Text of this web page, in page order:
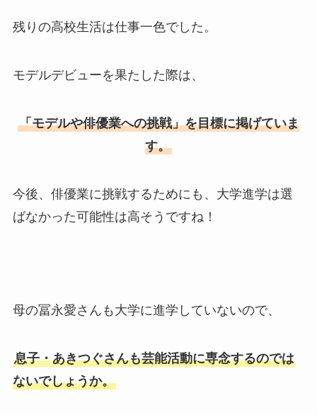
残りの高校生活は仕事一色でした。
モデルデビューを果たした際は、
「モデルや俳優業への挑戦」を目標に掲げていま
す。
今後、俳優業に挑戦するためにも、大学進学は選
ばなかった可能性は高そうですね！
母の冨永愛さんも大学に進学していないので、
息子・あきつぐさんも芸能活動に専念するのでは
ないでしょうか。